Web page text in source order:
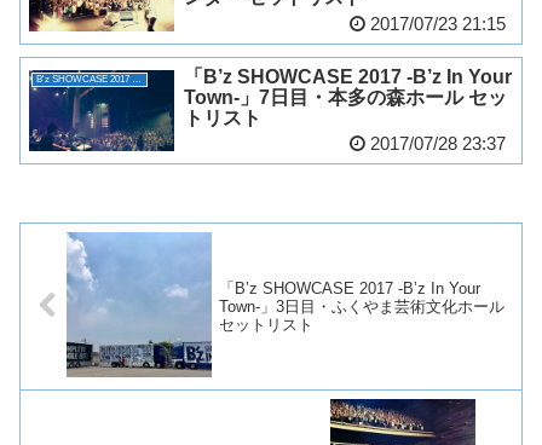
2017/07/23 21:15
B'z SHOWCASE 2017 -B'z In Your Town-
「B’z SHOWCASE 2017 -B’z In Your
Town-」7日目・本多の森ホール セッ
トリスト
2017/07/28 23:37
「B’z SHOWCASE 2017 -B’z In Your
Town-」3日目・ふくやま芸術文化ホール
セットリスト